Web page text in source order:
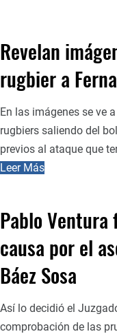
Revelan
rugbier a
En las imágenes se ve
rugbiers saliendo del
previos al ataque que
Leer Más
Pablo Ventura
causa por el
Báez Sosa
Así lo decidió el
comprobación de las